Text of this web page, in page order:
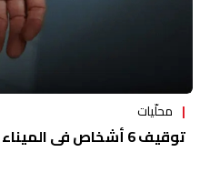
محلّيات
توقيف 6 أشخاص في الميناء ومخيم نهر البارد